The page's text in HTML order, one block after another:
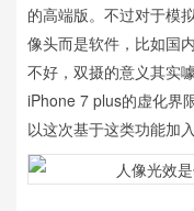
的高端版。不过对于模
像头而是软件，比如国
不好，双摄的意义其实
iPhone 7 plus的虚化界
以这次基于这类功能加